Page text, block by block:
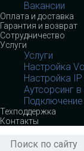
Вакансии
Оплата и доставка
Гарантия и возврат
Сотрудничество
Услуги
Услуги
Настройка
Настройка
Аутсорсинг
Техподдержка
Контакты